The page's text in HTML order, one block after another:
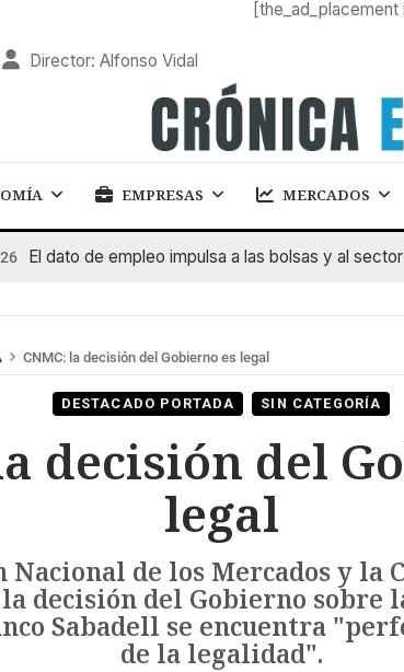
Director: Alfonso Vidal
EMPRESAS MERCADOS
dato de empleo impulsa a las bolsas y al sector
CNMC: la decisión del Gobierno es legal
DESTACADO PORTADA SIN CATEGORÍA
decisión del
legal
Nacional de los Mercados y la
decisión del Gobierno sobre
Sabadell se encuentra
de la legalidad".